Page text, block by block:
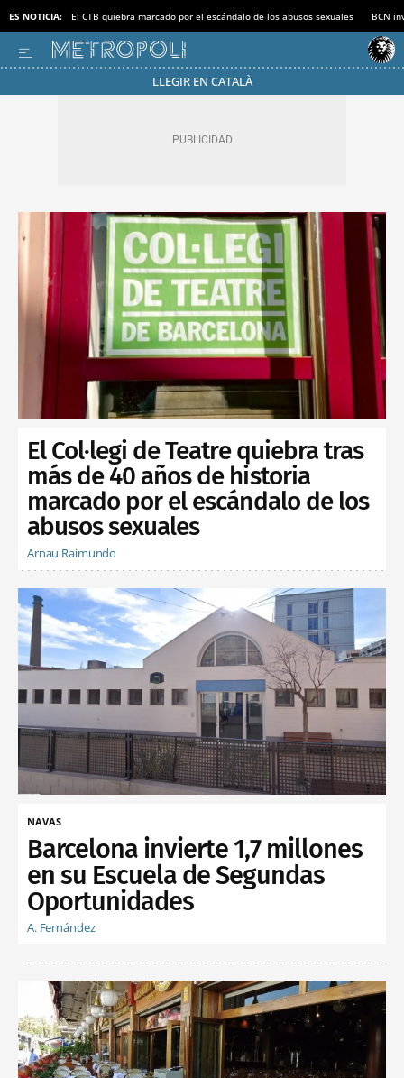
ES NOTICIA: El CTB quiebra marcado por el escándalo de los abusos sexuales BCN
LLEGIR EN CATALÀ
El Col·legi de Teatre quiebra tras
más de 40 años de historia
marcado por el escándalo de los
abusos sexuales
Arnau Raimundo
NAVAS
Barcelona invierte 1,7 millones
en su Escuela de Segundas
Oportunidades
A. Fernández